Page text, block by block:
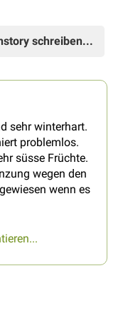
schreiben...
sehr winterhart.
problemlos.
süsse Früchte.
wegen den
wenn es